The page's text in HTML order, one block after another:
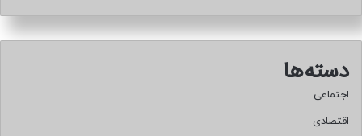
دسته‌ها
اجتماعی
اقتصادی